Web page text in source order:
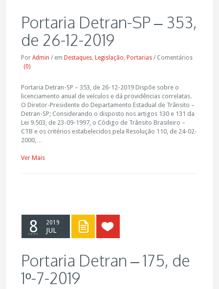
Portaria Detran-SP – 353,
de 26-12-2019
PorAdmin / em Destaques, Legislação, Portarias / Comentários
(0)
Portaria Detran-SP – 353, de 26-12-2019 Dispõe sobre o
licenciamento anual de veículos e dá providências correlatas.
O Diretor-Presidente do Departamento Estadual de Trânsito –
Detran-SP; Considerando o disposto nos artigos 130 e 131 da
Lei 9.503, de 23-09-1997, o Código de Trânsito Brasileiro –
CTB e os critérios estabelecidos pela Resolução 110, de 24-02-
2000,…
Ver Mais
8 2019
JUL
Portaria Detran – 175, de
1º-7-2019